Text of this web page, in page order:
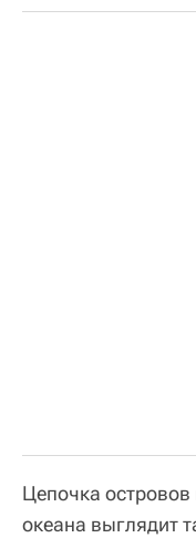
Цепочка
океана выглядит